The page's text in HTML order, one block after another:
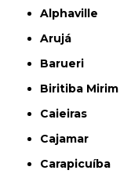
Alphaville
Arujá
Barueri
Biritiba Mirim
Caieiras
Cajamar
Carapicuíba